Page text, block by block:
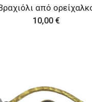
από
10,00 €